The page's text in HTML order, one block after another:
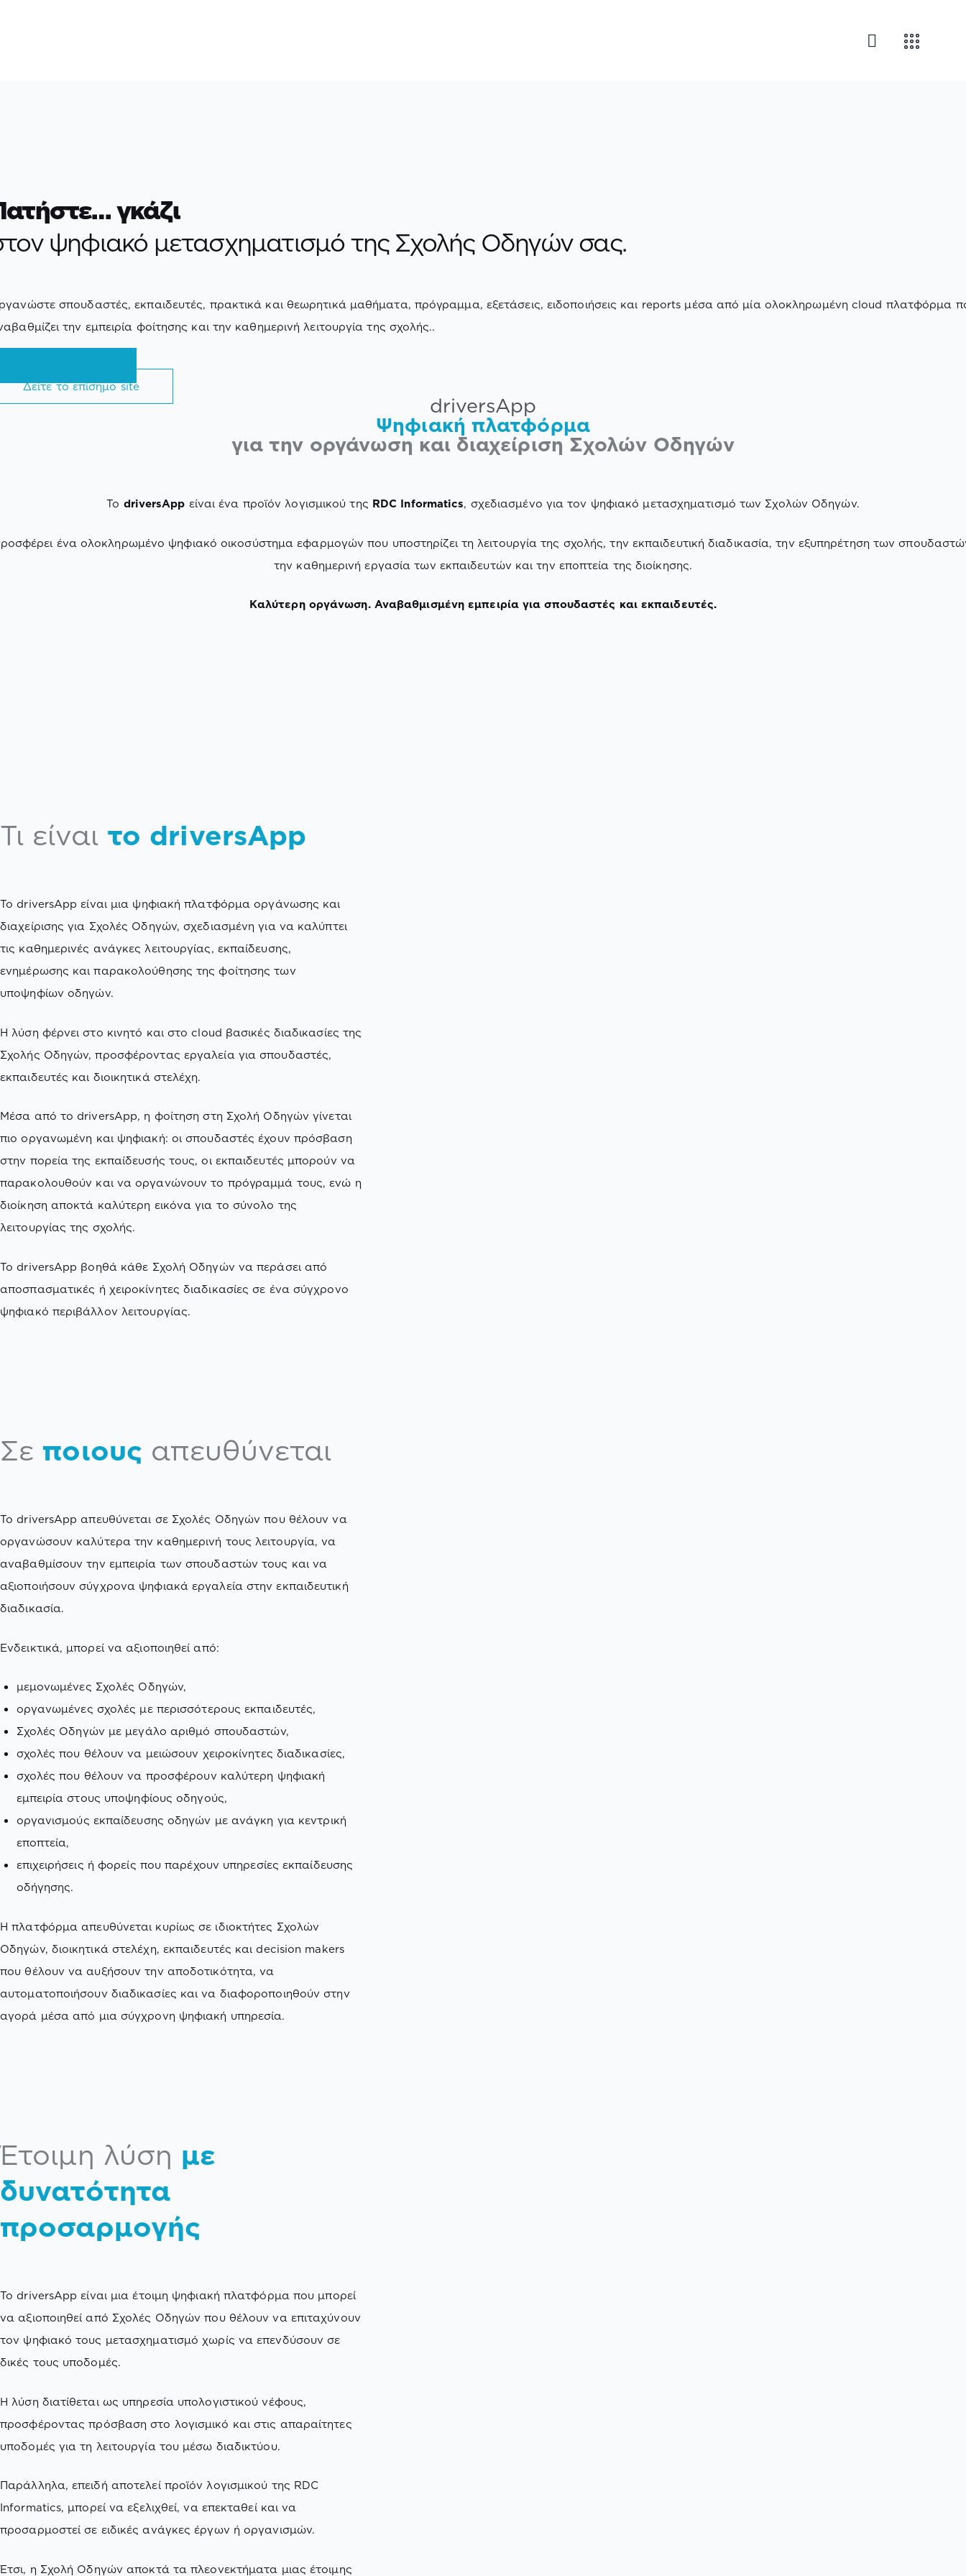
γκάζι
ψηφιακό μετασχηματισμό της Σχολής Οδηγών σας.
σπουδαστές, εκπαιδευτές, πρακτικά και θεωρητικά μαθήματα, πρόγραμμα, εξετάσεις, ειδοποιήσεις και reports μέσα από μία ολοκληρωμένη cloud πλατφόρμα
την εμπειρία φοίτησης και την καθημερινή λειτουργία της σχολής..
Δείτε το επίσημο site
driversApp
Ψηφιακή πλατφόρμα
για την οργάνωση και διαχείριση Σχολών Οδηγών
Το driversApp είναι ένα προϊόν λογισμικού της RDC Informatics, σχεδιασμένο για τον ψηφιακό μετασχηματισμό των Σχολών Οδηγών.
ένα ολοκληρωμένο ψηφιακό οικοσύστημα εφαρμογών που υποστηρίζει τη λειτουργία της σχολής, την εκπαιδευτική διαδικασία, την εξυπηρέτηση των
την καθημερινή εργασία των εκπαιδευτών και την εποπτεία της διοίκησης.
Καλύτερη οργάνωση. Αναβαθμισμένη εμπειρία για σπουδαστές και εκπαιδευτές.
Τι είναι το driversApp
Το driversApp είναι μια ψηφιακή πλατφόρμα οργάνωσης και
διαχείρισης για Σχολές Οδηγών, σχεδιασμένη για να καλύπτει
τις καθημερινές ανάγκες λειτουργίας, εκπαίδευσης,
ενημέρωσης και παρακολούθησης της φοίτησης των
υποψηφίων οδηγών.
Η λύση φέρνει στο κινητό και στο cloud βασικές διαδικασίες της
Σχολής Οδηγών, προσφέροντας εργαλεία για σπουδαστές,
εκπαιδευτές και διοικητικά στελέχη.
Μέσα από το driversApp, η φοίτηση στη Σχολή Οδηγών γίνεται
πιο οργανωμένη και ψηφιακή: οι σπουδαστές έχουν πρόσβαση
στην πορεία της εκπαίδευσής τους, οι εκπαιδευτές μπορούν να
παρακολουθούν και να οργανώνουν το πρόγραμμά τους, ενώ η
διοίκηση αποκτά καλύτερη εικόνα για το σύνολο της
λειτουργίας της σχολής.
Το driversApp βοηθά κάθε Σχολή Οδηγών να περάσει από
αποσπασματικές ή χειροκίνητες διαδικασίες σε ένα σύγχρονο
ψηφιακό περιβάλλον λειτουργίας.
Σε ποιους απευθύνεται
Το driversApp απευθύνεται σε Σχολές Οδηγών που θέλουν να
οργανώσουν καλύτερα την καθημερινή τους λειτουργία, να
αναβαθμίσουν την εμπειρία των σπουδαστών τους και να
αξιοποιήσουν σύγχρονα ψηφιακά εργαλεία στην εκπαιδευτική
διαδικασία.
Ενδεικτικά, μπορεί να αξιοποιηθεί από:
μεμονωμένες Σχολές Οδηγών,
οργανωμένες σχολές με περισσότερους εκπαιδευτές,
Σχολές Οδηγών με μεγάλο αριθμό σπουδαστών,
σχολές που θέλουν να μειώσουν χειροκίνητες διαδικασίες,
σχολές που θέλουν να προσφέρουν καλύτερη ψηφιακή
εμπειρία στους υποψηφίους οδηγούς,
οργανισμούς εκπαίδευσης οδηγών με ανάγκη για κεντρική
εποπτεία,
επιχειρήσεις ή φορείς που παρέχουν υπηρεσίες εκπαίδευσης
οδήγησης.
Η πλατφόρμα απευθύνεται κυρίως σε ιδιοκτήτες Σχολών
Οδηγών, διοικητικά στελέχη, εκπαιδευτές και decision makers
που θέλουν να αυξήσουν την αποδοτικότητα, να
αυτοματοποιήσουν διαδικασίες και να διαφοροποιηθούν στην
αγορά μέσα από μια σύγχρονη ψηφιακή υπηρεσία.
Έτοιμη λύση με
δυνατότητα
προσαρμογής
Το driversApp είναι μια έτοιμη ψηφιακή πλατφόρμα που μπορεί
να αξιοποιηθεί από Σχολές Οδηγών που θέλουν να επιταχύνουν
τον ψηφιακό τους μετασχηματισμό χωρίς να επενδύσουν σε
δικές τους υποδομές.
Η λύση διατίθεται ως υπηρεσία υπολογιστικού νέφους,
προσφέροντας πρόσβαση στο λογισμικό και στις απαραίτητες
υποδομές για τη λειτουργία του μέσω διαδικτύου.
Παράλληλα, επειδή αποτελεί προϊόν λογισμικού της RDC
Informatics, μπορεί να εξελιχθεί, να επεκταθεί και να
προσαρμοστεί σε ειδικές ανάγκες έργων ή οργανισμών.
Έτσι, η Σχολή Οδηγών αποκτά τα πλεονεκτήματα μιας έτοιμης